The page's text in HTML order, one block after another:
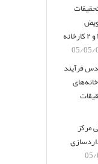
آسترهای آسیاهای نیمه خودشکن فاز ۱ و ۲ کارخانه
05/05/
فرآیند
مرکز